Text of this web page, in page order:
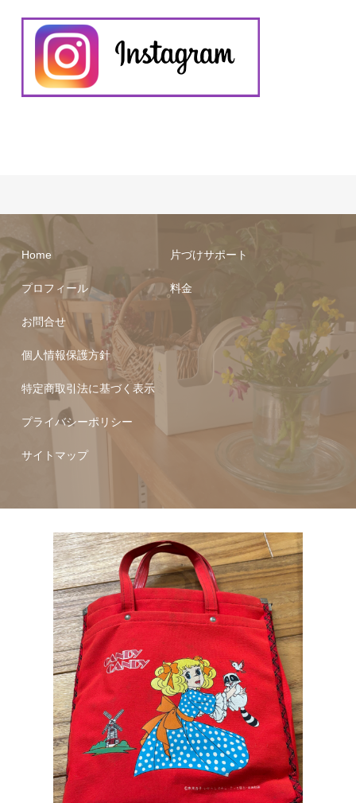
Home
プロフィール
お問合せ
片づけサポート
料金
個人情報保護方針
特定商取引法に基づく表示
プライバシーポリシー
サイトマップ